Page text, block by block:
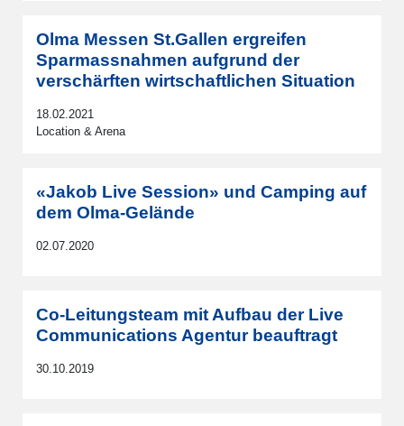
Olma Messen St.Gallen ergreifen
Sparmassnahmen aufgrund der
verschärften wirtschaftlichen Situation
18.02.2021
Location & Arena
«Jakob Live Session» und Camping auf
dem Olma-Gelände
02.07.2020
Co-Leitungsteam mit Aufbau der Live
Communications Agentur beauftragt
30.10.2019